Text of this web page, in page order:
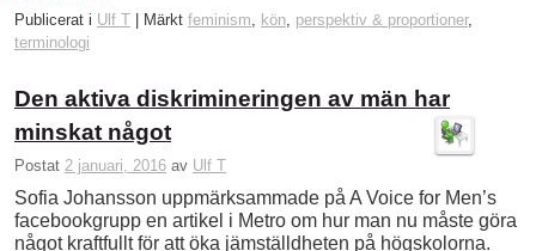
Publicerat i Ulf T Märkt feminism, kön, perspektiv & proportioner,
terminologi
Den aktiva diskrimineringen av män har
minskat något
Postat 2 januari, 2016 av Ulf T
Sofia Johansson uppmärksammade på A Voice for Men’s
facebookgrupp en artikel i Metro om hur man nu måste göra
något kraftfullt för att öka jämställdheten på högskolorna.